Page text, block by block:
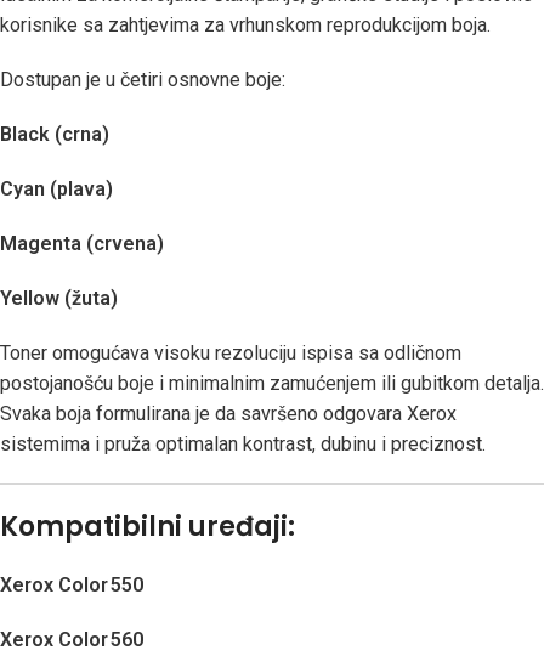
korisnike sa zahtjevima za vrhunskom reprodukcijom boja.
Dostupan je u četiri osnovne boje:
Black (crna)
Cyan (plava)
Magenta (crvena)
Yellow (žuta)
Toner omogućava visoku rezoluciju ispisa sa odličnom
postojanošću boje i minimalnim zamućenjem ili gubitkom detalja.
Svaka boja formulirana je da savršeno odgovara Xerox
sistemima i pruža optimalan kontrast, dubinu i preciznost.
Kompatibilni uređaji:
Xerox Color 550
Xerox Color 560